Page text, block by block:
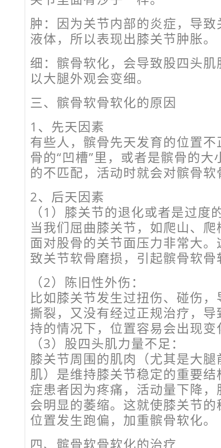
肿：因为关节内部的炎症，导
液体，所以表现出膝关节肿胀。
细：髌骨软化，会导致股四头
以大腿外观会变细。
三、髌骨软骨软化的原因
1、先天因素
有些人，髌骨先天发育的位置
骨的“凹槽”里，或者是髌骨的大
的不匹配，活动时就会对髌骨
2、后天因素
（1）膝关节的退化或者是过度
当我们屈曲膝关节，如爬山、
面对股骨的关节面压力非常大
致关节软骨磨损，引起髌骨软骨
（2）陈旧性外伤：
比如膝关节发生过扭伤、碰伤
撕裂，又没有经过正规治疗，
持的情况下，位置容易会出现
（3）股四头肌力量不足：
膝关节周围的肌肉（尤其是大
肌）是维持膝关节稳定的重要
症患者因为疼痛，活动量下降
会明显的萎缩。这就使膝关节
位置发生跑偏，加重髌骨软化。
四、髌骨软骨软化的治疗